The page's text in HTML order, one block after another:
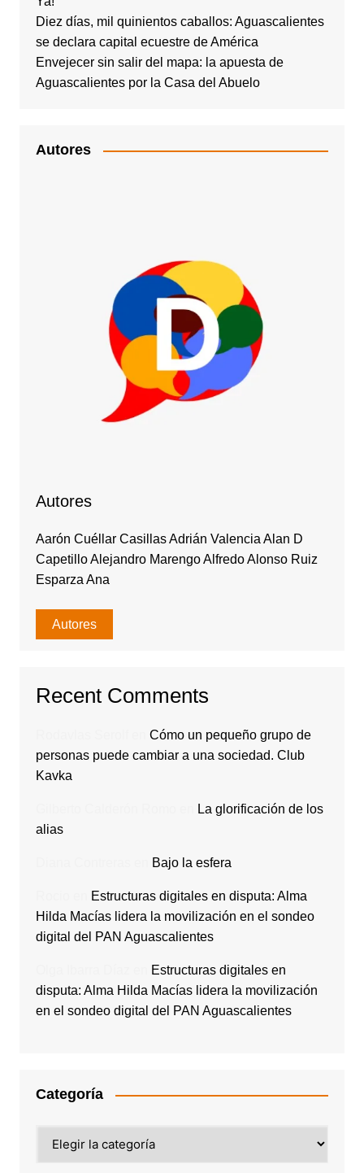
Diez días, mil quinientos caballos: Aguascalientes
se declara capital ecuestre de América
Envejecer sin salir del mapa: la apuesta de
Aguascalientes por la Casa del Abuelo
Autores
Autores
Aarón Cuéllar Casillas Adrián Valencia Alan D
Capetillo Alejandro Marengo Alfredo Alonso Ruiz
Esparza Ana
Autores
Recent Comments
Cómo un pequeño grupo de
personas puede cambiar a una sociedad. Club
Kavka
La glorificación de los
alias
Bajo la esfera
Estructuras digitales en disputa: Alma
Hilda Macías lidera la movilización en el sondeo
digital del PAN Aguascalientes
Estructuras digitales en
disputa: Alma Hilda Macías lidera la movilización
en el sondeo digital del PAN Aguascalientes
Categoría